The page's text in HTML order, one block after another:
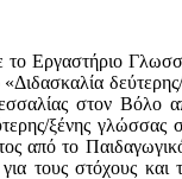
Εργαστήριο
στον Βόλο
ξένης
από το
στόχους και